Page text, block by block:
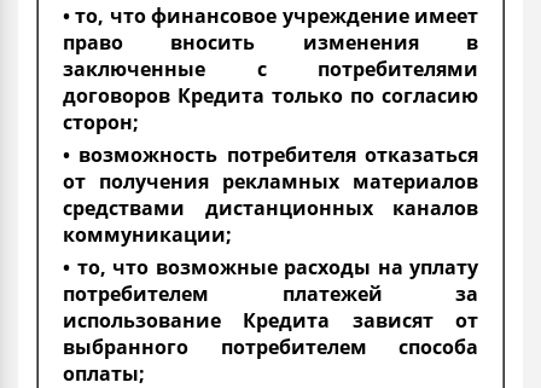
• то, что финансовое учреждение имеет
право вносить изменения в
заключенные с потребителями
договоров Кредита только по согласию
сторон;
• возможность потребителя отказаться
от получения рекламных материалов
средствами дистанционных каналов
коммуникации;
• то, что возможные расходы на уплату
потребителем платежей за
использование Кредита зависят от
выбранного потребителем способа
оплаты;